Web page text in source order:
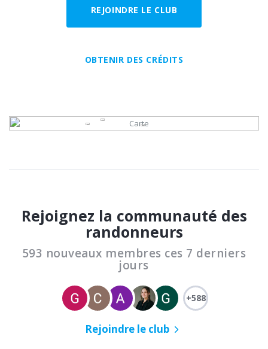
REJOINDRE LE CLUB
OBTENIR DES CRÉDITS
Rejoignez la communauté des
randonneurs
593 nouveaux membres ces 7 derniers
jours
+588
Rejoindre le club